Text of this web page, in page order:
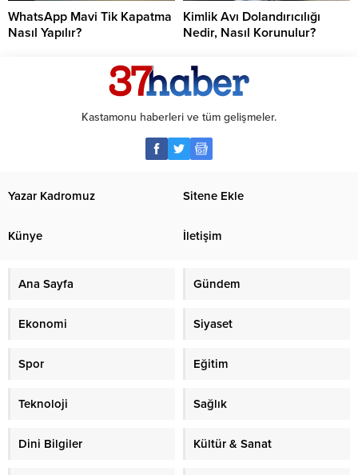
WhatsApp Mavi Tik Kapatma
Nasıl Yapılır?
Kimlik Avı Dolandırıcılığı
Nedir, Nasıl Korunulur?
Kastamonu haberleri ve tüm gelişmeler.
Yazar Kadromuz Sitene Ekle
Künye İletişim
Ana Sayfa Gündem
Ekonomi Siyaset
Spor Eğitim
Teknoloji Sağlık
Dini Bilgiler Kültür & Sanat